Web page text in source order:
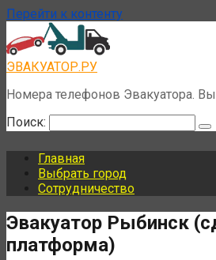
Перейти к контенту
ЭВАКУАТОР.РУ
Номера телефонов Эвакуатора.
Поиск:
Главная
Выбрать город
Сотрудничество
Эвакуатор Рыбинск
платформа)